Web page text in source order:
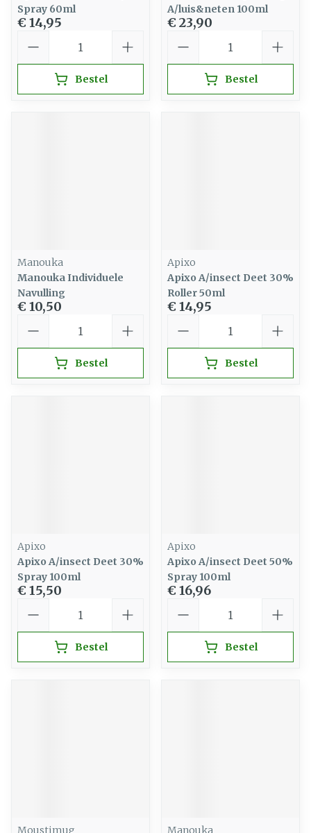
Spray 60ml
€ 14,95
Bestel
A/luis&neten 100ml
€ 23,90
Bestel
Manouka
Manouka Individuele
Navulling
€ 10,50
Bestel
Apixo
Apixo A/insect Deet 30%
Roller 50ml
€ 14,95
Bestel
Apixo
Apixo A/insect Deet 30%
Spray 100ml
€ 15,50
Bestel
Apixo
Apixo A/insect Deet 50%
Spray 100ml
€ 16,96
Bestel
Moustimug Manouka